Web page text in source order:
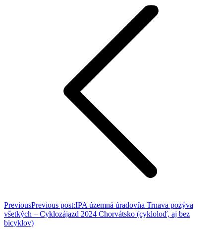
PreviousPrevious post:IPA územná úradovňa Trnava pozýva
všetkých – Cyklozájazd 2024 Chorvátsko (cykloloď, aj bez
bicyklov)